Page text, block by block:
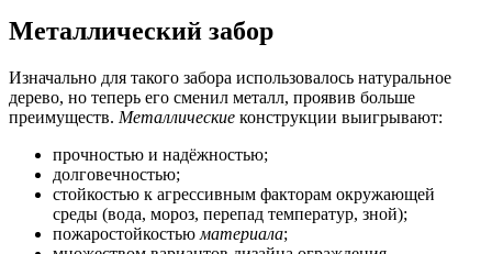
Металлический забор
Изначально для такого забора использовалось натуральное
дерево, но теперь его сменил металл, проявив больше
преимуществ. Металлические конструкции выигрывают:
прочностью и надёжностью;
долговечностью;
стойкостью к агрессивным факторам окружающей
среды (вода, мороз, перепад температур, зной);
пожаростойкостью материала;